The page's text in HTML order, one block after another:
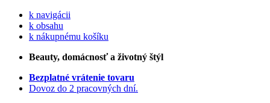
k navigácii
k obsahu
k nákupnému košíku
Beauty, domácnosť a životný štýl
Bezplatné vrátenie tovaru
Dovoz do 2 pracovných dní.